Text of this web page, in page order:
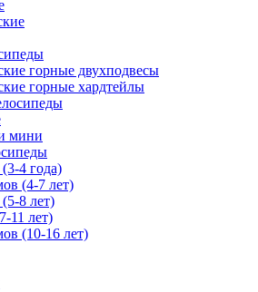
горные двухподвесы
горные хардтейлы
мини
4 года)
(4-7 лет)
8 лет)
11 лет)
(10-16 лет)